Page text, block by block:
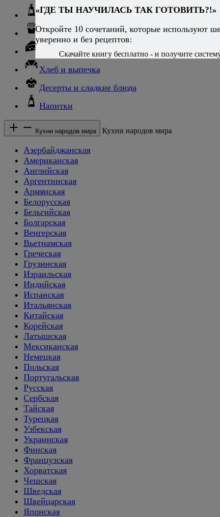
Соусы и блюда с ними
Гарниры
Сыры
Хлеб и выпечка
Десерты и сладкие блюда
Напитки
Кухни народов мира Кухни народов мира
Азербайджанская
Американская
Английская
Аргентинская
Армянская
Белорусская
Бельгийская
Болгарская
Венгерская
Вьетнамская
Греческая
Грузинская
Израильская
Индийская
Испанская
Итальянская
Китайская
Корейская
Латышская
Мексиканская
Немецкая
Польская
Португальская
Русская
Сербская
Тайская
Турецкая
Узбекская
Украинская
Финская
Французская
Хорватская
Чешская
Шведская
Швейцарская
Японская
«ГДЕ ТЫ НАУЧИЛАСЬ ТАК ГОТОВИТЬ?!»
Откройте 10 сочетаний, которые используют
уверенно и без рецептов:
Скачайте книгу бесплатно - и получите